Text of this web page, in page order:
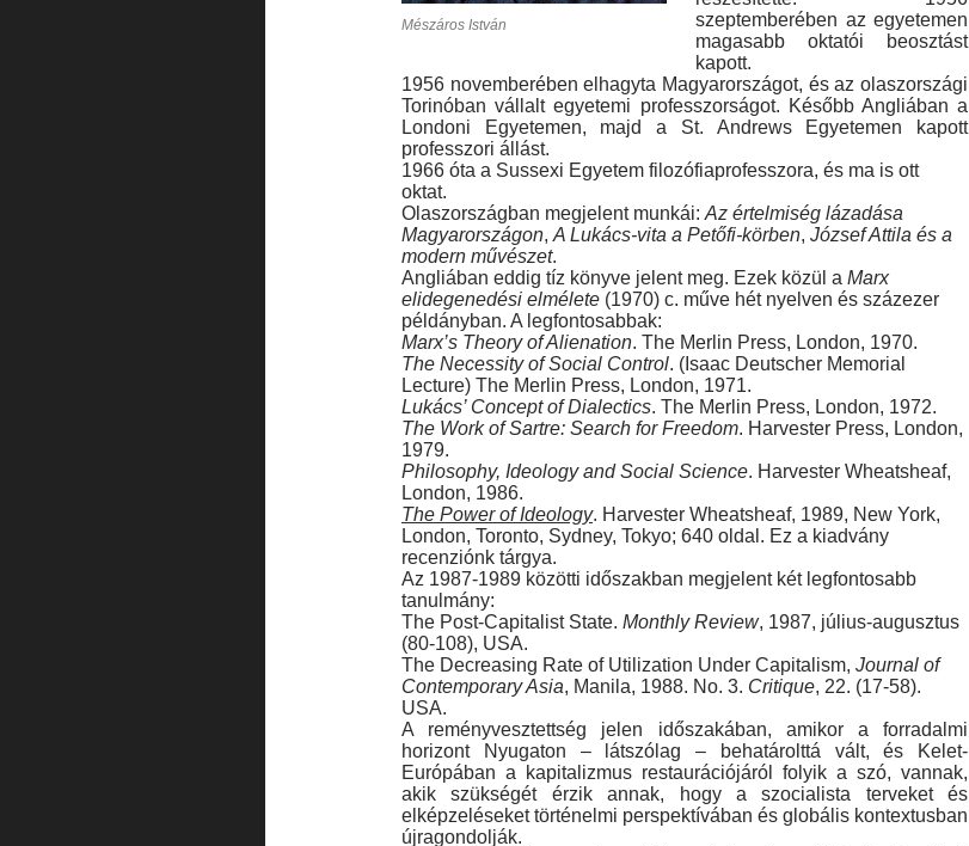
Mészáros István
szeptemberében az egyetemen
magasabb oktatói beosztást
kapott.
1956 novemberében elhagyta Magyarországot, és az olaszországi
Torinóban vállalt egyetemi professzorságot. Később Angliában a
Londoni Egyetemen, majd a St. Andrews Egyetemen kapott
professzori állást.
1966 óta a Sussexi Egyetem filozófiaprofesszora, és ma is ott
oktat.
Olaszországban megjelent munkái: Az értelmiség lázadása
Magyarországon, A Lukács-vita a Petőfi-körben, József Attila és a
modern művészet.
Angliában eddig tíz könyve jelent meg. Ezek közül a Marx
elidegenedési elmélete (1970) c. műve hét nyelven és százezer
példányban. A legfontosabbak:
Marx’s Theory of Alienation. The Merlin Press, London, 1970.
The Necessity of Social Control. (Isaac Deutscher Memorial
Lecture) The Merlin Press, London, 1971.
Lukács’ Concept of Dialectics. The Merlin Press, London, 1972.
The Work of Sartre: Search for Freedom. Harvester Press, London,
1979.
Philosophy, Ideology and Social Science. Harvester Wheatsheaf,
London, 1986.
The Power of Ideology. Harvester Wheatsheaf, 1989, New York,
London, Toronto, Sydney, Tokyo; 640 oldal. Ez a kiadvány
recenziónk tárgya.
Az 1987-1989 közötti időszakban megjelent két legfontosabb
tanulmány:
The Post-Capitalist State. Monthly Review, 1987, július-augusztus
(80-108), USA.
The Decreasing Rate of Utilization Under Capitalism, Journal of
Contemporary Asia, Manila, 1988. No. 3. Critique, 22. (17-58).
USA.
A reményvesztettség jelen időszakában, amikor a forradalmi
horizont Nyugaton – látszólag – behatárolttá vált, és Kelet-
Európában a kapita­lizmus restaurációjáról folyik a szó, vannak,
akik szükségét érzik an­nak, hogy a szocialista terveket és
elképzeléseket történelmi perspek­tívában és globális kontextusban
újragondolják.